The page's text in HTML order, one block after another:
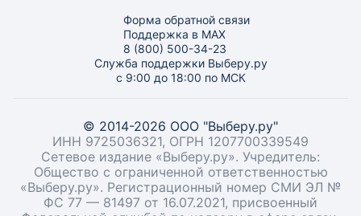
Форма обратной связи
Поддержка в MAX
8 (800) 500-34-23
Служба поддержки Выберу.ру
с 9:00 до 18:00 по МСК
© 2014-2026 ООО "Выберу.ру"
ИНН 9725036321, ОГРН 1207700339549
Сетевое издание «Выберу.ру». Учредитель:
Общество с ограниченной ответственностью
«Выберу.ру». Регистрационный номер СМИ ЭЛ №
ФС 77 — 81497 от 16.07.2021, присвоенный